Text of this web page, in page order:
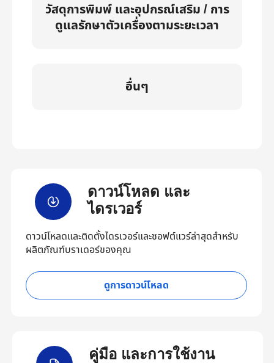
วัสดุการพิมพ์ และอุปกรณ์เสริม / การ
ดูแลรักษาตัวเครื่องตามระยะเวลา
อื่นๆ
ดาวน์โหลด และ
ไดรเวอร์
ดาวน์โหลดและติดตั้งไดรเวอร์และซอฟต์แวร์ล่าสุดสำหรับ
ผลิตภัณฑ์บราเดอร์ของคุณ
ดูการดาวน์โหลด
คู่มือ และการใช้งาน